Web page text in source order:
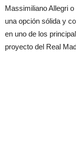
Massimiliano Allegri
una opción sólida y
en uno de los
proyecto del Real